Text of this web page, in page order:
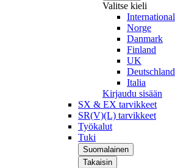
Valitse kieli
International
Norge
Danmark
Finland
UK
Deutschland
Italia
Kirjaudu sisään
SX & EX tarvikkeet
SR(V)(L) tarvikkeet
Työkalut
Tuki
Suomalainen
Takaisin